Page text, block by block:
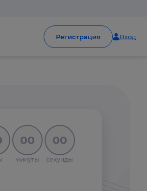
Регистрация Вход
00
минуты
00
секунды